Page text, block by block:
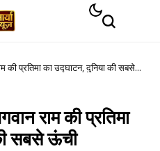
की प्रतिमा का उद्घाटन, दुनिया की सबसे
राम की प्रतिमा
सबसे ऊंची